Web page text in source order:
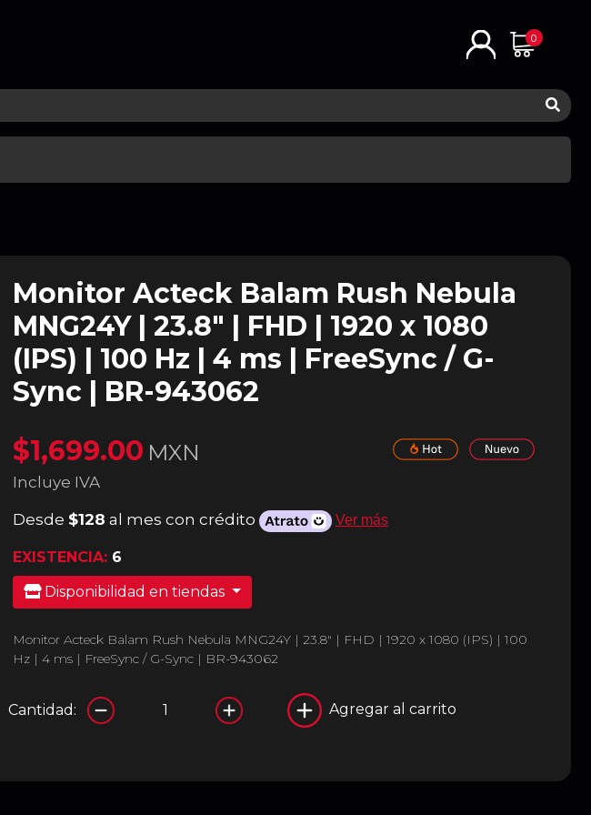
0
Monitor Acteck Balam Rush Nebula
MNG24Y | 23.8" | FHD | 1920 x 1080
(IPS) | 100 Hz | 4 ms | FreeSync / G-
Sync | BR-943062
$1,699.00 MXN
Incluye IVA
Desde $128 al mes con crédito Ver más
EXISTENCIA: 6
Disponibilidad en tiendas
Monitor Acteck Balam Rush Nebula MNG24Y | 23.8" | FHD | 1920 x 1080 (IPS) | 100
Hz | 4 ms | FreeSync / G-Sync | BR-943062
Cantidad: Agregar al carrito